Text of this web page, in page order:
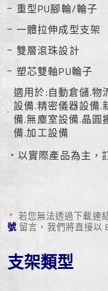
重型PU腳輪/輪子
一體拉伸成型支架
雙層滾珠設計
塑芯雙軸PU輪子
適用於:自動倉儲.物
設備.精密儀器設備.
備.無塵室設備.晶圓
備.加工設備
﹡以實際產品為主，
* 若您無法透過下載連
號 留言，我們將直接以
支架類型